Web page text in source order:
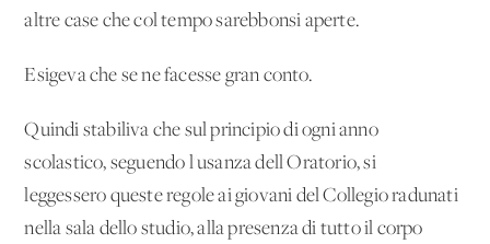
altre case che col tempo sarebbonsi aperte.
Esigeva che se ne facesse gran conto.
Quindi stabiliva che sul principio di ogni anno
scolastico, seguendo l'usanza dell'Oratorio, si
leggessero queste regole ai giovani del Collegio radunati
nella sala dello studio, alla presenza di tutto il corpo